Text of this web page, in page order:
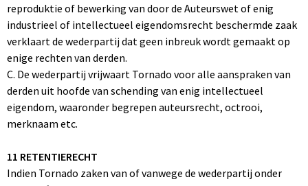
reproduktie of bewerking van door de Auteurswet of enig
industrieel of intellectueel eigendomsrecht beschermde zaak
verklaart de wederpartij dat geen inbreuk wordt gemaakt op
enige rechten van derden.
C. De wederpartij vrijwaart Tornado voor alle aanspraken van
derden uit hoofde van schending van enig intellectueel
eigendom, waaronder begrepen auteursrecht, octrooi,
merknaam etc.
11 RETENTIERECHT
Indien Tornado zaken van of vanwege de wederpartij onder